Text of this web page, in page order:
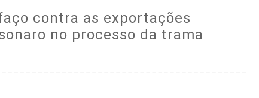
contra as exportações
no processo da trama